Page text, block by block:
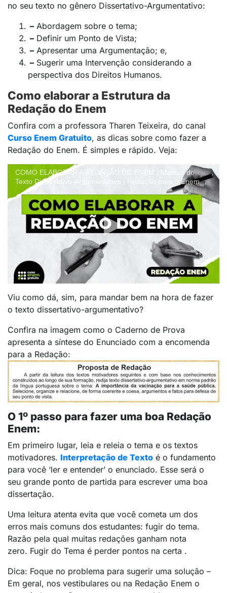
no seu texto no gênero Dissertativo-Argumentativo:
– Abordagem sobre o tema;
– Definir um Ponto de Vista;
– Apresentar uma Argumentação; e,
– Sugerir uma Intervenção considerando a
perspectiva dos Direitos Humanos.
Como elaborar a Estrutura da
Redação do Enem
Confira com a professora Tharen Teixeira, do canal
Curso Enem Gratuito, as dicas sobre como fazer a
Redação do Enem. É simples e rápido. Veja:
COMO ELABORAR A REDAÇÃO DO ENEM | Manual do
Texto Dissertativo-Argumentativo | Redação para o Enem
Viu como dá, sim, para mandar bem na hora de fazer
o texto dissertativo-argumentativo?
Confira na imagem como o Caderno de Prova
apresenta a síntese do Enunciado com a encomenda
para a Redação:
O 1º passo para fazer uma boa Redação
Enem:
Em primeiro lugar, leia e releia o tema e os textos
motivadores. Interpretação de Texto é o fundamento
para você ‘ler e entender’ o enunciado. Esse será o
seu grande ponto de partida para escrever uma boa
dissertação.
Uma leitura atenta evita que você cometa um dos
erros mais comuns dos estudantes: fugir do tema.
Razão pela qual muitas redações ganham nota
zero. Fugir do Tema é perder pontos na certa .
Dica: Foque no problema para sugerir uma solução –
Em geral, nos vestibulares ou na Redação Enem o